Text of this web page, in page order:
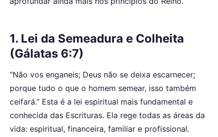
1. Lei da Semeadura e Colheita
(Gálatas 6:7)
“Não vos enganeis; Deus não se deixa escarnecer;
porque tudo o que o homem semear, isso também
ceifará.” Esta é a lei espiritual mais fundamental e
conhecida das Escrituras. Ela rege todas as áreas da
vida: espiritual, financeira, familiar e profissional.